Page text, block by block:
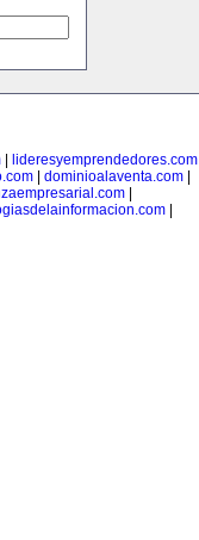
| lideresyemprendedores.com|
| dominioalaventa.com|
|